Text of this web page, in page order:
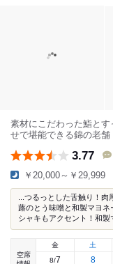
素材にこだわった鮨と
せで堪能できる錦の老舗
3.77
￥20,000～￥29,999
...つるっとした舌触り！
蕗のとう味噌と和製マヨネ
シャキもアクセント！和製
空席
金
8/7
土
8